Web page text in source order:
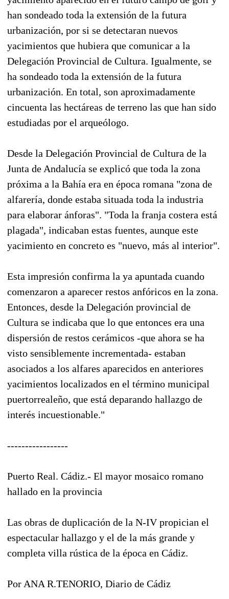
han sondeado toda la extensión de la futura
urbanización, por si se detectaran nuevos
yacimientos que hubiera que comunicar a la
Delegación Provincial de Cultura. Igualmente, se
ha sondeado toda la extensión de la futura
urbanización. En total, son aproximadamente
cincuenta las hectáreas de terreno las que han sido
estudiadas por el arqueólogo.
Desde la Delegación Provincial de Cultura de la
Junta de Andalucía se explicó que toda la zona
próxima a la Bahía era en época romana "zona de
alfarería, donde estaba situada toda la industria
para elaborar ánforas". "Toda la franja costera está
plagada", indicaban estas fuentes, aunque este
yacimiento en concreto es "nuevo, más al interior".
Esta impresión confirma la ya apuntada cuando
comenzaron a aparecer restos anfóricos en la zona.
Entonces, desde la Delegación provincial de
Cultura se indicaba que lo que entonces era una
dispersión de restos cerámicos -que ahora se ha
visto sensiblemente incrementada- estaban
asociados a los alfares aparecidos en anteriores
yacimientos localizados en el término municipal
puertorrealeño, que está deparando hallazgo de
interés incuestionable."
-----------------
Puerto Real. Cádiz.- El mayor mosaico romano
hallado en la provincia
Las obras de duplicación de la N-IV propician el
espectacular hallazgo y el de la más grande y
completa villa rústica de la época en Cádiz.
Por ANA R.TENORIO, Diario de Cádiz